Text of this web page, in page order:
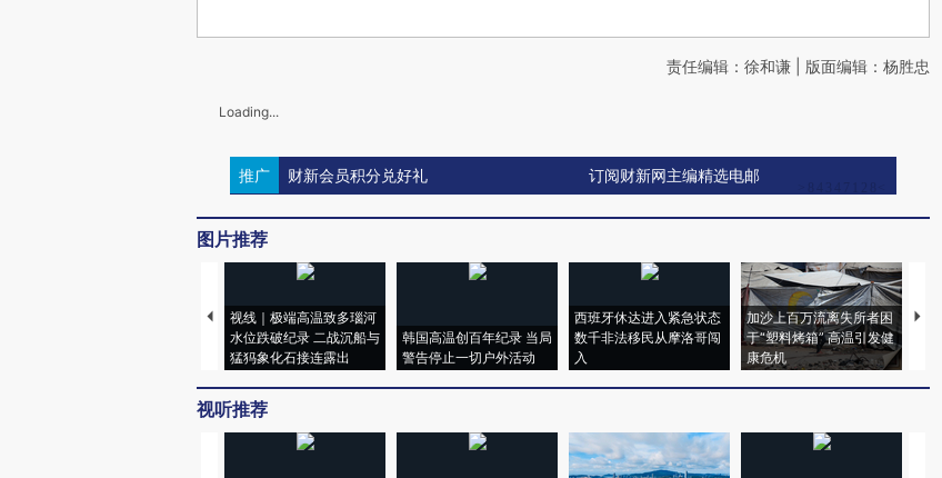
责任编辑：徐和谦 | 版面编辑：杨胜忠
Loading...
推广 财新会员积分兑好礼 订阅财新网主编精选电邮
图片推荐
视线｜极端高温致多瑙河
水位跌破纪录 二战沉船与
猛犸象化石接连露出
韩国高温创百年纪录 当局
警告停止一切户外活动
西班牙休达进入紧急状态
数千非法移民从摩洛哥闯
入
加沙上百万流离失所者困
于“塑料烤箱” 高温引发健
康危机
视
术
心
视听推荐